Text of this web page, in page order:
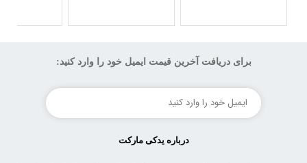
برای دریافت آخرین قیمت ایمیل خود را وارد کنید:
درباره یدکی مارکت